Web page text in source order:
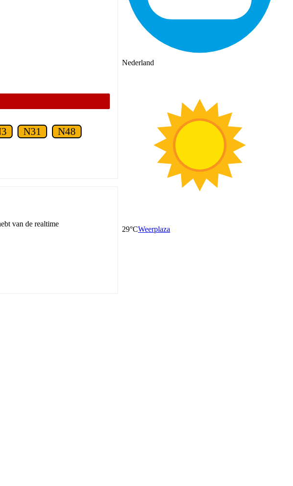
N31
N48
van de realtime
Nederland
29°CWeerplaza